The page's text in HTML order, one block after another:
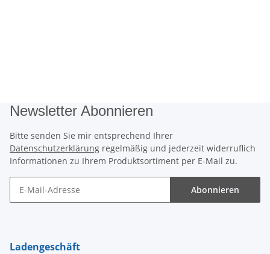
Newsletter Abonnieren
Bitte senden Sie mir entsprechend Ihrer
Datenschutzerklärung regelmäßig und jederzeit widerruflich
Informationen zu Ihrem Produktsortiment per E-Mail zu.
Abonnieren
Ladengeschäft